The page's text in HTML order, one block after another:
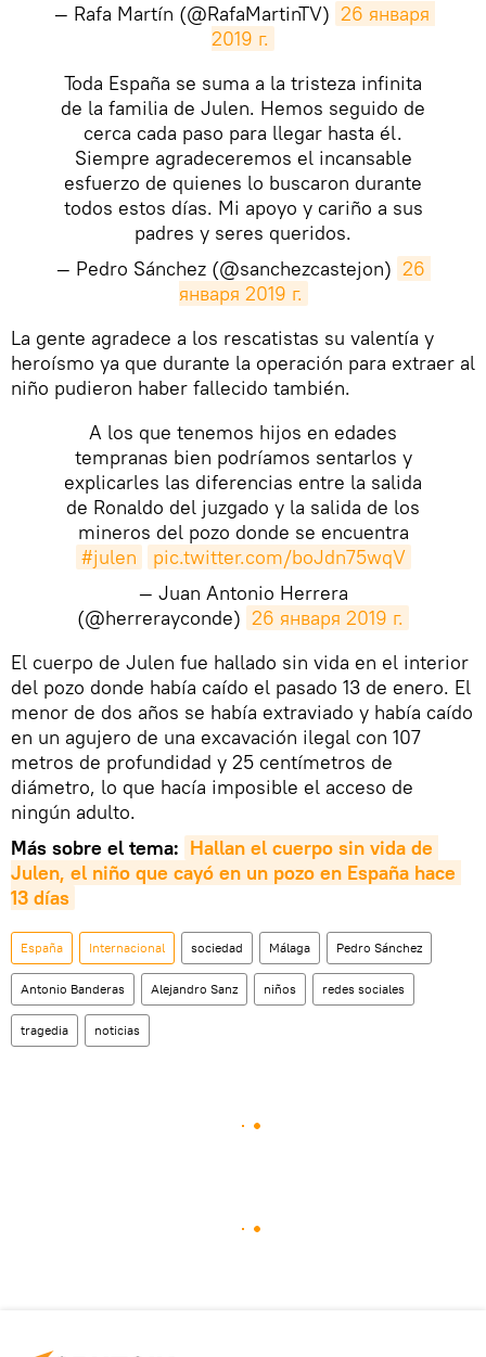
— Rafa Martín (@RafaMartinTV) 26 января
2019 г.
Toda España se suma a la tristeza infinita
de la familia de Julen. Hemos seguido de
cerca cada paso para llegar hasta él.
Siempre agradeceremos el incansable
esfuerzo de quienes lo buscaron durante
todos estos días. Mi apoyo y cariño a sus
padres y seres queridos.
— Pedro Sánchez (@sanchezcastejon) 26
января 2019 г.
La gente agradece a los rescatistas su valentía y
heroísmo ya que durante la operación para extraer al
niño pudieron haber fallecido también.
A los que tenemos hijos en edades
tempranas bien podríamos sentarlos y
explicarles las diferencias entre la salida
de Ronaldo del juzgado y la salida de los
mineros del pozo donde se encuentra
#julen
pic.twitter.com/boJdn75wqV
— Juan Antonio Herrera
(@herrerayconde) 26 января 2019 г.
El cuerpo de Julen fue hallado sin vida en el interior
del pozo donde había caído el pasado 13 de enero. El
menor de dos años se había extraviado y había caído
en un agujero de una excavación ilegal con 107
metros de profundidad y 25 centímetros de
diámetro, lo que hacía imposible el acceso de
ningún adulto.
Más sobre el tema: Hallan el cuerpo sin vida de
Julen, el niño que cayó en un pozo en España hace
13 días
España Internacional sociedad Málaga Pedro Sánchez
Antonio Banderas Alejandro Sanz niños redes sociales
tragedia noticias